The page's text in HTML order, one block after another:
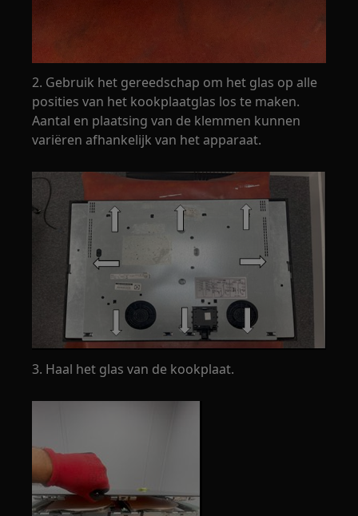
2. Gebruik het gereedschap om het glas op alle
posities van het kookplaatglas los te maken.
Aantal en plaatsing van de klemmen kunnen
variëren afhankelijk van het apparaat.
3. Haal het glas van de kookplaat.